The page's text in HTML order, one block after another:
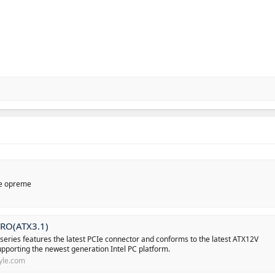
opreme
series features the latest PCIe connector and conforms to the latest ATX12V
the newest generation Intel PC platform.